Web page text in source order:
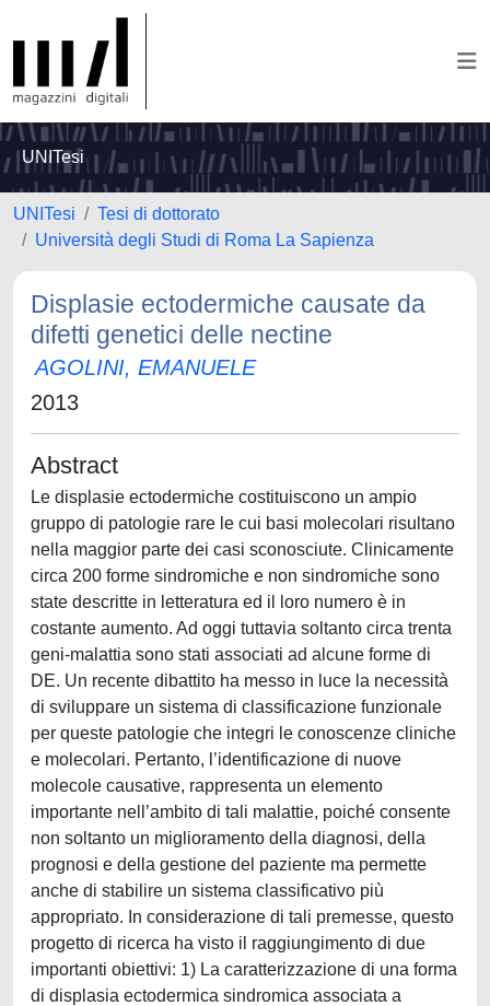
UNITesi
UNITesi
Tesi di dottorato
Università degli Studi di Roma La Sapienza
Displasie ectodermiche causate da
difetti genetici delle nectine
AGOLINI, EMANUELE
2013
Abstract
Le displasie ectodermiche costituiscono un ampio
gruppo di patologie rare le cui basi molecolari risultano
nella maggior parte dei casi sconosciute. Clinicamente
circa 200 forme sindromiche e non sindromiche sono
state descritte in letteratura ed il loro numero è in
costante aumento. Ad oggi tuttavia soltanto circa trenta
geni-malattia sono stati associati ad alcune forme di
DE. Un recente dibattito ha messo in luce la necessità
di sviluppare un sistema di classificazione funzionale
per queste patologie che integri le conoscenze cliniche
e molecolari. Pertanto, l’identificazione di nuove
molecole causative, rappresenta un elemento
importante nell’ambito di tali malattie, poiché consente
non soltanto un miglioramento della diagnosi, della
prognosi e della gestione del paziente ma permette
anche di stabilire un sistema classificativo più
appropriato. In considerazione di tali premesse, questo
progetto di ricerca ha visto il raggiungimento di due
importanti obiettivi: 1) La caratterizzazione di una forma
di displasia ectodermica sindromica associata a